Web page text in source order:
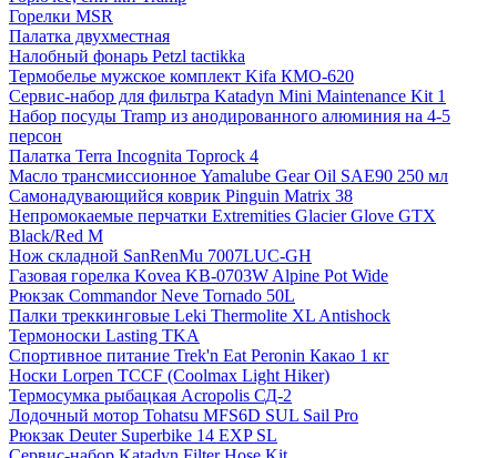
Горелки MSR
Палатка двухместная
Налобный фонарь Petzl tactikka
Термобелье мужское комплект Kifa КМО-620
Сервис-набор для фильтра Katadyn Mini Maintenance Kit 1
Набор посуды Tramp из анодированного алюминия на 4-5
персон
Палатка Terra Incognita Toprock 4
Масло трансмиссионное Yamalube Gear Oil SAE90 250 мл
Самонадувающийся коврик Pinguin Matrix 38
Непромокаемые перчатки Extremities Glacier Glove GTX
Black/Red M
Нож складной SanRenMu 7007LUC-GH
Газовая горелка Kovea KB-0703W Alpine Pot Wide
Рюкзак Commandor Neve Tornado 50L
Палки треккинговые Leki Thermolite XL Antishock
Термоноски Lasting TKA
Спортивное питание Trek'n Eat Peronin Какао 1 кг
Носки Lorpen TCCF (Coolmax Light Hiker)
Термосумка рыбацкая Acropolis СД-2
Лодочный мотор Tohatsu MFS6D SUL Sail Pro
Рюкзак Deuter Superbike 14 EXP SL